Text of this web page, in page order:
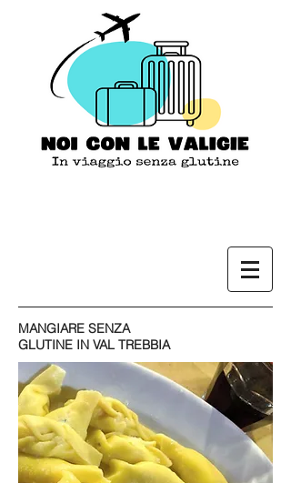
MANGIARE SENZA
GLUTINE IN VAL TREBBIA